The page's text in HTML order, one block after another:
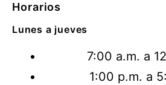
Horarios
Lunes a jueves
7:00 a.m. a
1:00 p.m. a